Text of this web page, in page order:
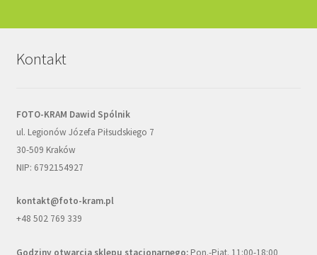
Kontakt
FOTO-KRAM Dawid Spólnik
ul. Legionów Józefa Piłsudskiego 7
30-509 Kraków
NIP: 6792154927
kontakt@foto-kram.pl
+48 502 769 339
Godziny otwarcia sklepu stacjonarnego:Pon.-Piat. 11:00-18:00